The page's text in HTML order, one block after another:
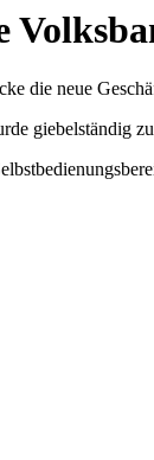
die neue
giebelständig